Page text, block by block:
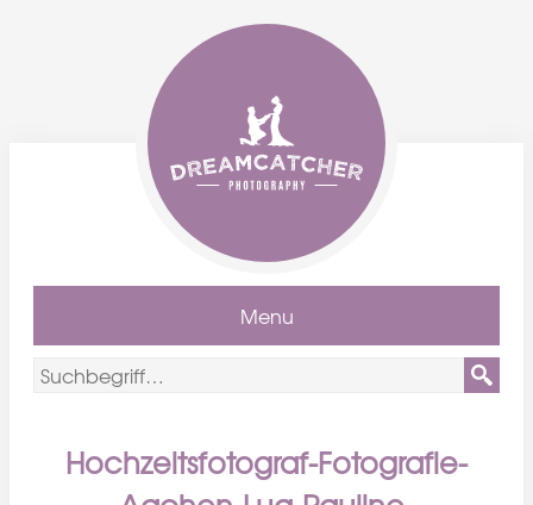
Menu
Hochzeitsfotograf-Fotografie-